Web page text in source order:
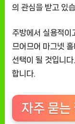
의 관심을 받고 있
주방에서 실용적이
므어므어 마그넷
선택이 될 것입니
합니다.
자주 묻는